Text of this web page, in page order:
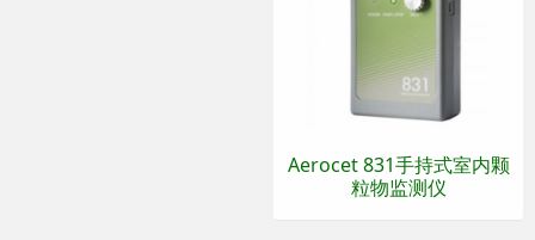
Aerocet 831手持式室内颗
粒物监测仪